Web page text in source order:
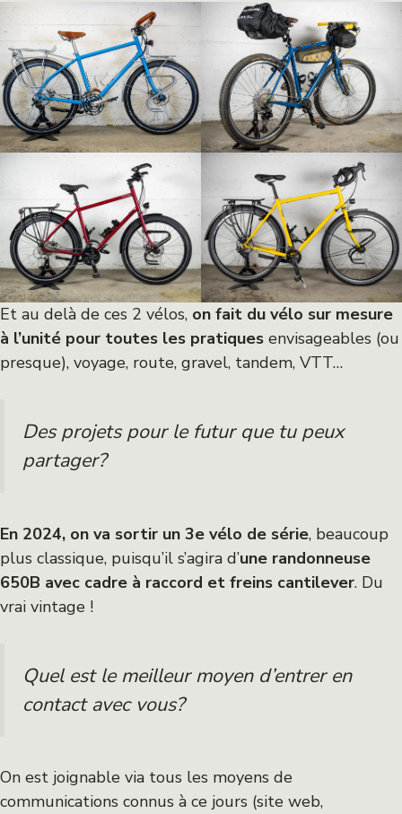
Et au delà de ces 2 vélos, on fait du vélo sur mesure
à l’unité pour toutes les pratiques envisageables (ou
presque), voyage, route, gravel, tandem, VTT…
Des projets pour le futur que tu peux
partager?
En 2024, on va sortir un 3e vélo de série, beaucoup
plus classique, puisqu’il s’agira d’une randonneuse
650B avec cadre à raccord et freins cantilever. Du
vrai vintage !
Quel est le meilleur moyen d’entrer en
contact avec vous?
On est joignable via tous les moyens de
communications connus à ce jours (site web,